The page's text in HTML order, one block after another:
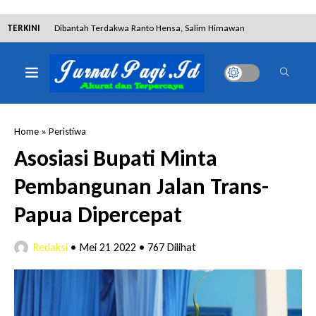
TERKINI Dibantah Terdakwa Ranto Hensa, Salim Himawan
Tetap Pada Keterangannya
Lakukan Pencurian dengan Pemberatan,
Muhammad Syifa Dihukum 4 Bulan Penjara
RSUD Bangil Raih Penghargaan Internasional WSO,
Perkuat Layanan Code Stroke Lewat Webinar
Home » Peristiwa
Asosiasi Bupati Minta
Pembangunan Jalan Trans-
Papua Dipercepat
Redaksi • Mei 21 2022 • 767 Dilihat